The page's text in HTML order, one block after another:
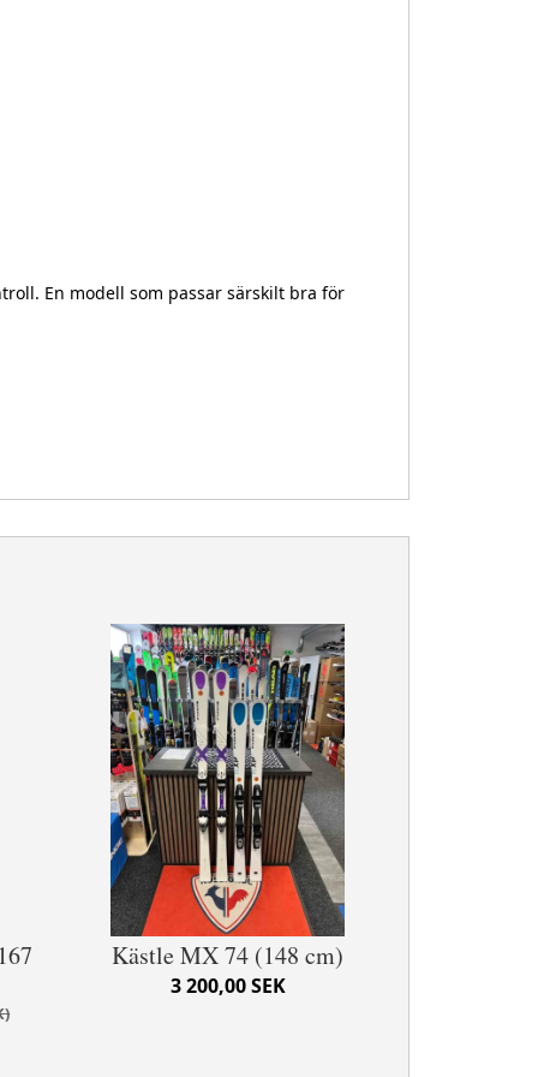
En modell som passar särskilt bra för
Kästle MX 74 (148 cm)
3 200,00 SEK